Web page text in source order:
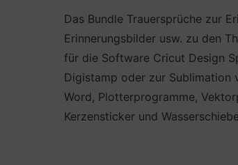
Das Bundle Trauersprüche zur
Erinnerungsbilder usw. zu den
für die Software Cricut Design
Digistamp oder zur Sublimation
Word, Plotterprogramme,
Kerzensticker und